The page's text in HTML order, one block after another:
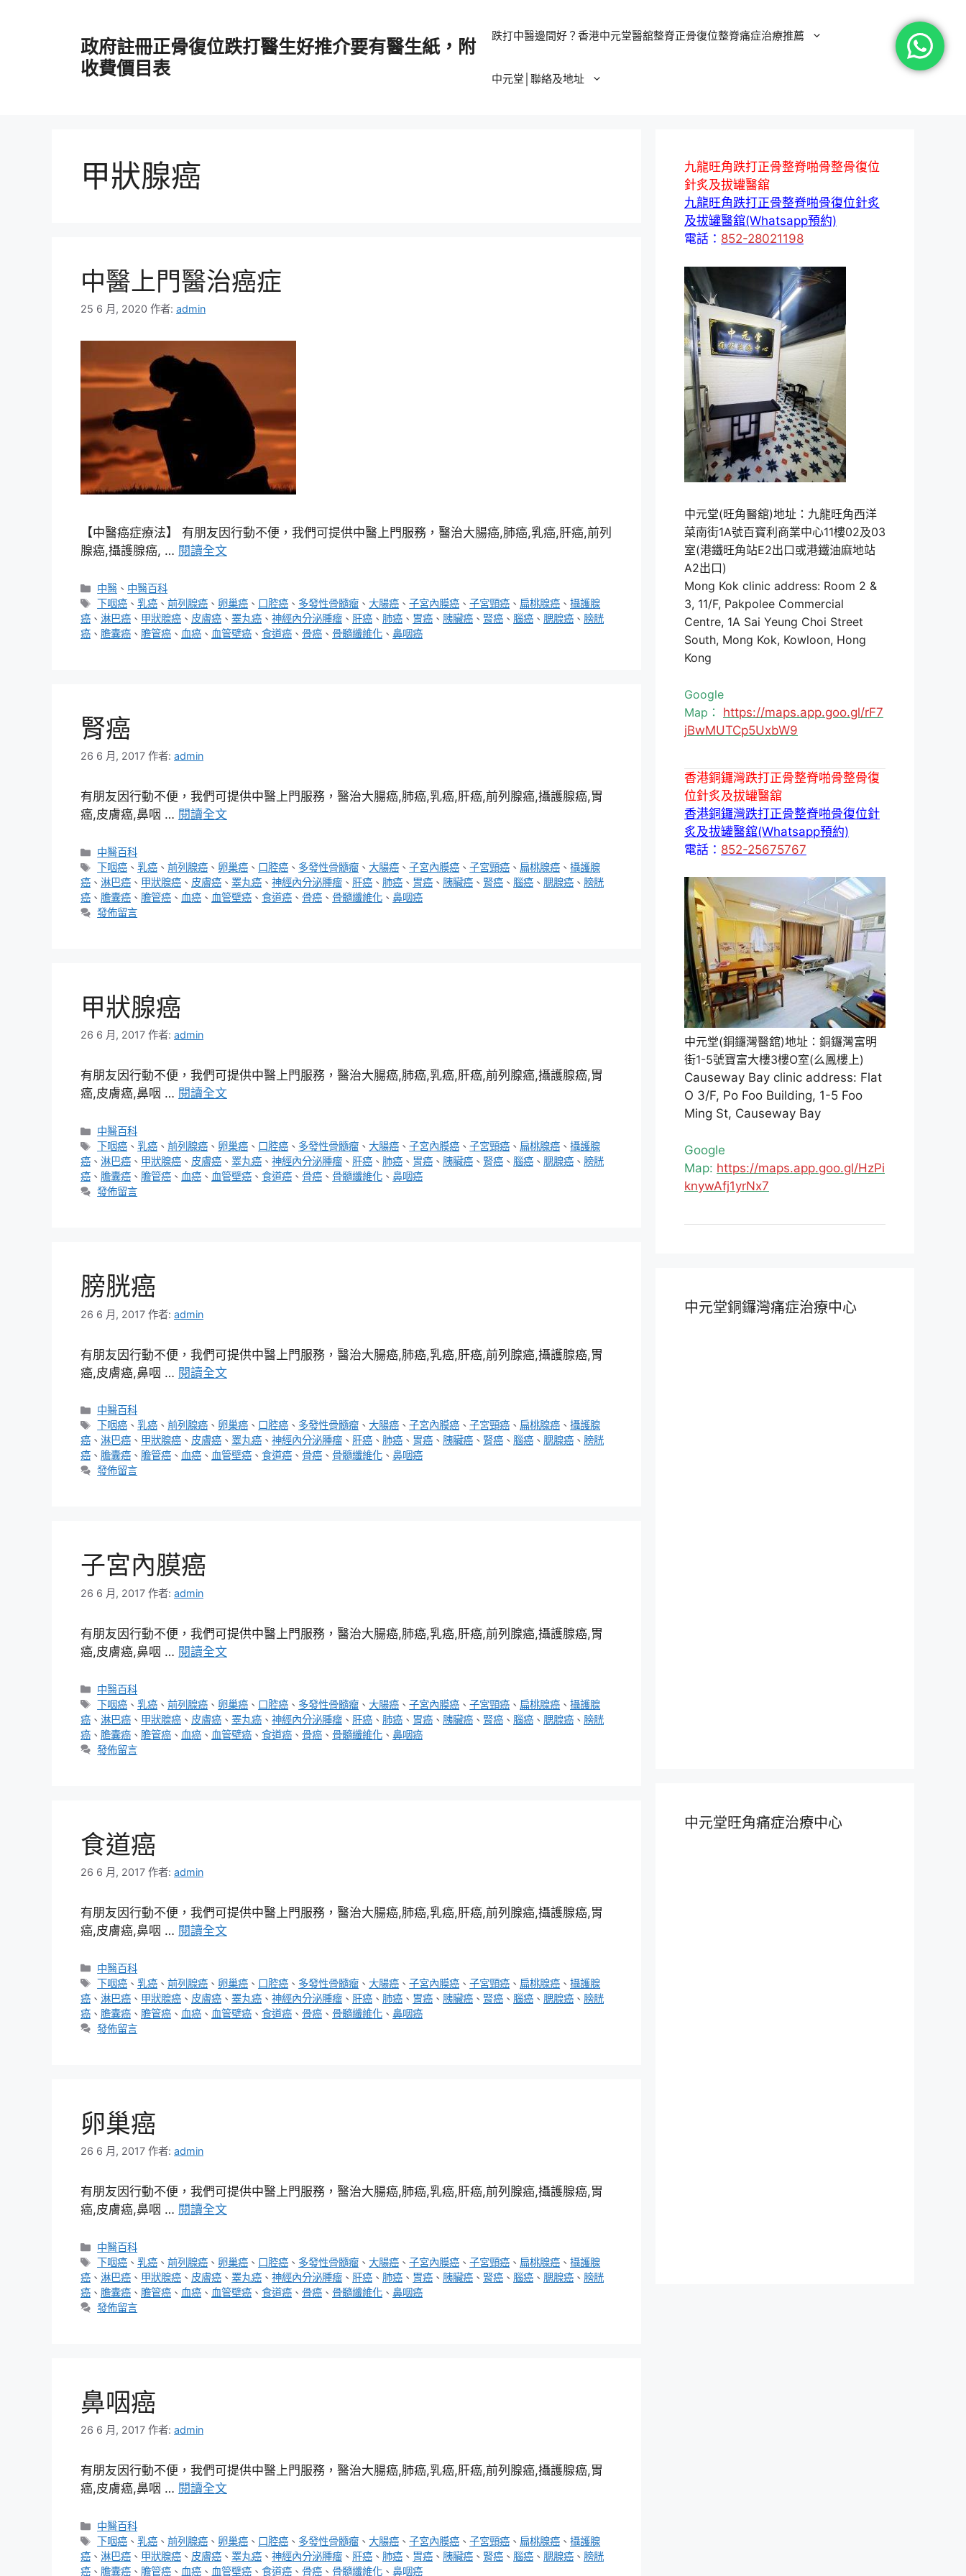
政府註冊正骨復位跌打醫生好推介要有醫生紙，附
收費價目表
跌打中醫邊間好？香港中元堂醫舘整脊正骨復位整脊痛症治療推薦
中元堂│聯絡及地址
甲狀腺癌
中醫上門醫治癌症
25 6 月, 2020 作者: admin
【中醫癌症療法】 有朋友因行動不便，我們可提供中醫上門服務，醫治大腸癌,肺癌,乳癌,肝癌,前列
腺癌,攝護腺癌, … 閱讀全文
分
類
中醫 、 中醫百科
標
籤
下咽癌 、乳癌 、前列腺癌 、 卵巢癌 、 口腔癌 、 多發性骨髓瘤 、大腸癌 、子宮內膜癌 、子宮頸癌 、 扁桃腺癌 、攝護腺
癌 、 淋巴癌 、 甲狀腺癌 、 皮膚癌 、 睪丸癌 、 神經內分泌腫瘤 、 肝癌 、 肺癌 、 胃癌 、 胰臟癌 、 腎癌 、 腦癌 、 腮腺癌 、 膀胱
癌 、 膽囊癌 、 膽管癌 、 血癌 、 血管壁癌 、 食道癌 、 骨癌 、 骨髓纖維化 、 鼻咽癌
腎癌
26 6 月, 2017 作者: admin
有朋友因行動不便，我們可提供中醫上門服務，醫治大腸癌,肺癌,乳癌,肝癌,前列腺癌,攝護腺癌,胃
癌,皮膚癌,鼻咽 … 閱讀全文
分
類
中醫百科
標
籤
下咽癌 、乳癌 、前列腺癌 、 卵巢癌 、 口腔癌 、 多發性骨髓瘤 、大腸癌 、子宮內膜癌 、子宮頸癌 、 扁桃腺癌 、攝護腺
癌 、 淋巴癌 、 甲狀腺癌 、 皮膚癌 、 睪丸癌 、 神經內分泌腫瘤 、 肝癌 、 肺癌 、 胃癌 、 胰臟癌 、 腎癌 、 腦癌 、 腮腺癌 、 膀胱
癌 、 膽囊癌 、 膽管癌 、 血癌 、 血管壁癌 、 食道癌 、 骨癌 、 骨髓纖維化 、 鼻咽癌
發佈留言
甲狀腺癌
26 6 月, 2017 作者: admin
有朋友因行動不便，我們可提供中醫上門服務，醫治大腸癌,肺癌,乳癌,肝癌,前列腺癌,攝護腺癌,胃
癌,皮膚癌,鼻咽 … 閱讀全文
分
類
中醫百科
標
籤
下咽癌 、乳癌 、前列腺癌 、 卵巢癌 、 口腔癌 、 多發性骨髓瘤 、大腸癌 、子宮內膜癌 、子宮頸癌 、 扁桃腺癌 、攝護腺
癌 、 淋巴癌 、 甲狀腺癌 、 皮膚癌 、 睪丸癌 、 神經內分泌腫瘤 、 肝癌 、 肺癌 、 胃癌 、 胰臟癌 、 腎癌 、 腦癌 、 腮腺癌 、 膀胱
癌 、 膽囊癌 、 膽管癌 、 血癌 、 血管壁癌 、 食道癌 、 骨癌 、 骨髓纖維化 、 鼻咽癌
發佈留言
膀胱癌
26 6 月, 2017 作者: admin
有朋友因行動不便，我們可提供中醫上門服務，醫治大腸癌,肺癌,乳癌,肝癌,前列腺癌,攝護腺癌,胃
癌,皮膚癌,鼻咽 … 閱讀全文
分
類
中醫百科
標
籤
下咽癌 、乳癌 、前列腺癌 、 卵巢癌 、 口腔癌 、 多發性骨髓瘤 、大腸癌 、子宮內膜癌 、子宮頸癌 、 扁桃腺癌 、攝護腺
癌 、 淋巴癌 、 甲狀腺癌 、 皮膚癌 、 睪丸癌 、 神經內分泌腫瘤 、 肝癌 、 肺癌 、 胃癌 、 胰臟癌 、 腎癌 、 腦癌 、 腮腺癌 、 膀胱
癌 、 膽囊癌 、 膽管癌 、 血癌 、 血管壁癌 、 食道癌 、 骨癌 、 骨髓纖維化 、 鼻咽癌
發佈留言
子宮內膜癌
26 6 月, 2017 作者: admin
有朋友因行動不便，我們可提供中醫上門服務，醫治大腸癌,肺癌,乳癌,肝癌,前列腺癌,攝護腺癌,胃
癌,皮膚癌,鼻咽 … 閱讀全文
分
類
中醫百科
標
籤
下咽癌 、乳癌 、前列腺癌 、 卵巢癌 、 口腔癌 、 多發性骨髓瘤 、大腸癌 、子宮內膜癌 、子宮頸癌 、 扁桃腺癌 、攝護腺
癌 、 淋巴癌 、 甲狀腺癌 、 皮膚癌 、 睪丸癌 、 神經內分泌腫瘤 、 肝癌 、 肺癌 、 胃癌 、 胰臟癌 、 腎癌 、 腦癌 、 腮腺癌 、 膀胱
癌 、 膽囊癌 、 膽管癌 、 血癌 、 血管壁癌 、 食道癌 、 骨癌 、 骨髓纖維化 、 鼻咽癌
發佈留言
食道癌
26 6 月, 2017 作者: admin
有朋友因行動不便，我們可提供中醫上門服務，醫治大腸癌,肺癌,乳癌,肝癌,前列腺癌,攝護腺癌,胃
癌,皮膚癌,鼻咽 … 閱讀全文
分
類
中醫百科
標
籤
下咽癌 、乳癌 、前列腺癌 、 卵巢癌 、 口腔癌 、 多發性骨髓瘤 、大腸癌 、子宮內膜癌 、子宮頸癌 、 扁桃腺癌 、攝護腺
癌 、 淋巴癌 、 甲狀腺癌 、 皮膚癌 、 睪丸癌 、 神經內分泌腫瘤 、 肝癌 、 肺癌 、 胃癌 、 胰臟癌 、 腎癌 、 腦癌 、 腮腺癌 、 膀胱
癌 、 膽囊癌 、 膽管癌 、 血癌 、 血管壁癌 、 食道癌 、 骨癌 、 骨髓纖維化 、 鼻咽癌
發佈留言
卵巢癌
26 6 月, 2017 作者: admin
有朋友因行動不便，我們可提供中醫上門服務，醫治大腸癌,肺癌,乳癌,肝癌,前列腺癌,攝護腺癌,胃
癌,皮膚癌,鼻咽 … 閱讀全文
分
類
中醫百科
標
籤
下咽癌 、乳癌 、前列腺癌 、 卵巢癌 、 口腔癌 、 多發性骨髓瘤 、大腸癌 、子宮內膜癌 、子宮頸癌 、 扁桃腺癌 、攝護腺
癌 、 淋巴癌 、 甲狀腺癌 、 皮膚癌 、 睪丸癌 、 神經內分泌腫瘤 、 肝癌 、 肺癌 、 胃癌 、 胰臟癌 、 腎癌 、 腦癌 、 腮腺癌 、 膀胱
癌 、 膽囊癌 、 膽管癌 、 血癌 、 血管壁癌 、 食道癌 、 骨癌 、 骨髓纖維化 、 鼻咽癌
發佈留言
鼻咽癌
26 6 月, 2017 作者: admin
有朋友因行動不便，我們可提供中醫上門服務，醫治大腸癌,肺癌,乳癌,肝癌,前列腺癌,攝護腺癌,胃
癌,皮膚癌,鼻咽 … 閱讀全文
分
類
中醫百科
標
籤
下咽癌 、乳癌 、前列腺癌 、 卵巢癌 、 口腔癌 、 多發性骨髓瘤 、大腸癌 、子宮內膜癌 、子宮頸癌 、 扁桃腺癌 、攝護腺
癌 、 淋巴癌 、 甲狀腺癌 、 皮膚癌 、 睪丸癌 、 神經內分泌腫瘤 、 肝癌 、 肺癌 、 胃癌 、 胰臟癌 、 腎癌 、 腦癌 、 腮腺癌 、 膀胱
癌 、 膽囊癌 、 膽管癌 、 血癌 、 血管壁癌 、 食道癌 、 骨癌 、 骨髓纖維化 、 鼻咽癌
九龍旺角跌打正骨整脊啪骨整骨復位
針炙及拔罐醫舘
九龍旺角跌打正骨整脊啪骨復位針炙
及拔罐醫舘(Whatsapp預約)
電話： 852-28021198
中元堂(旺角醫舘)地址：九龍旺角西洋
菜南街1A號百寶利商業中心11樓02及03
室(港鐵旺角站E2出口或港鐵油麻地站
A2出口)
Mong Kok clinic address: Room 2 &
3, 11/F, Pakpolee Commercial
Centre, 1A Sai Yeung Choi Street
South, Mong Kok, Kowloon, Hong
Kong
Google
Map： https://maps.app.goo.gl/rF7
jBwMUTCp5UxbW9
香港銅鑼灣跌打正骨整脊啪骨整骨復
位針炙及拔罐醫舘
香港銅鑼灣跌打正骨整脊啪骨復位針
炙及拔罐醫舘(Whatsapp預約)
電話： 852-25675767
中元堂(銅鑼灣醫舘)地址：銅鑼灣富明
街1-5號寶富大樓3樓O室(么鳳樓上)
Causeway Bay clinic address: Flat
O 3/F, Po Foo Building, 1-5 Foo
Ming St, Causeway Bay
Google
Map: https://maps.app.goo.gl/HzPi
knywAfj1yrNx7
中元堂銅鑼灣痛症治療中心
中元堂旺角痛症治療中心